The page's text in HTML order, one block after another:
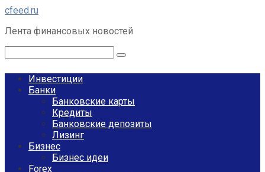
Перейти
контенту
cfeed.ru
Лента финансовых новостей
Инвестиции
Банки
Банковские карты
Кредиты
Банковские депозиты
Лизинг
Бизнес
Бизнес идеи
Forex